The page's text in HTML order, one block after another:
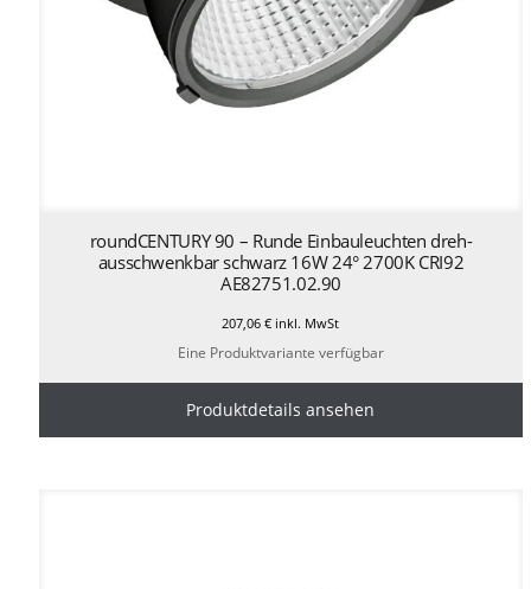
roundCENTURY 90 – Runde Einbauleuchten dreh-
ausschwenkbar schwarz 16W 24° 2700K CRI92
AE82751.02.90
207,06€ inkl. MwSt
Eine Produktvariante verfügbar
Produktdetails ansehen